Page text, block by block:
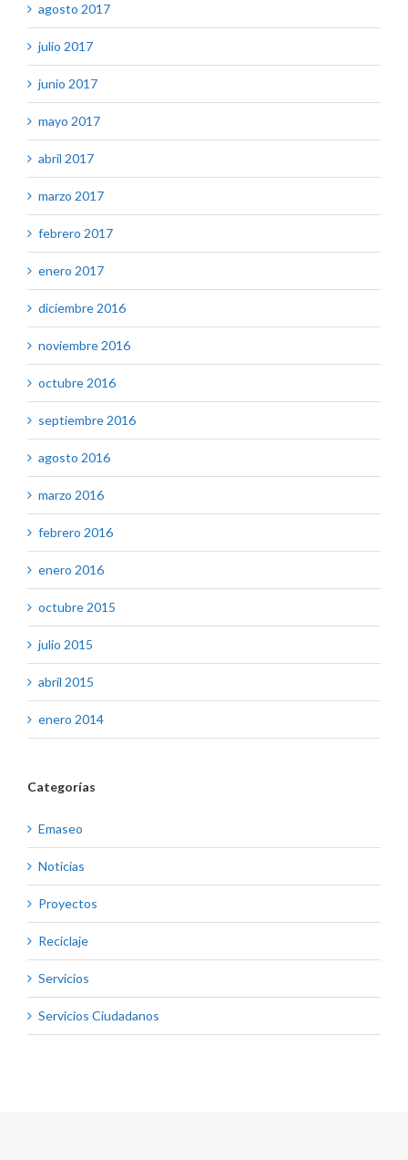
agosto 2017
julio 2017
junio 2017
mayo 2017
abril 2017
marzo 2017
febrero 2017
enero 2017
diciembre 2016
noviembre 2016
octubre 2016
septiembre 2016
agosto 2016
marzo 2016
febrero 2016
enero 2016
octubre 2015
julio 2015
abril 2015
enero 2014
Categorías
Emaseo
Noticias
Proyectos
Reciclaje
Servicios
Servicios Ciudadanos